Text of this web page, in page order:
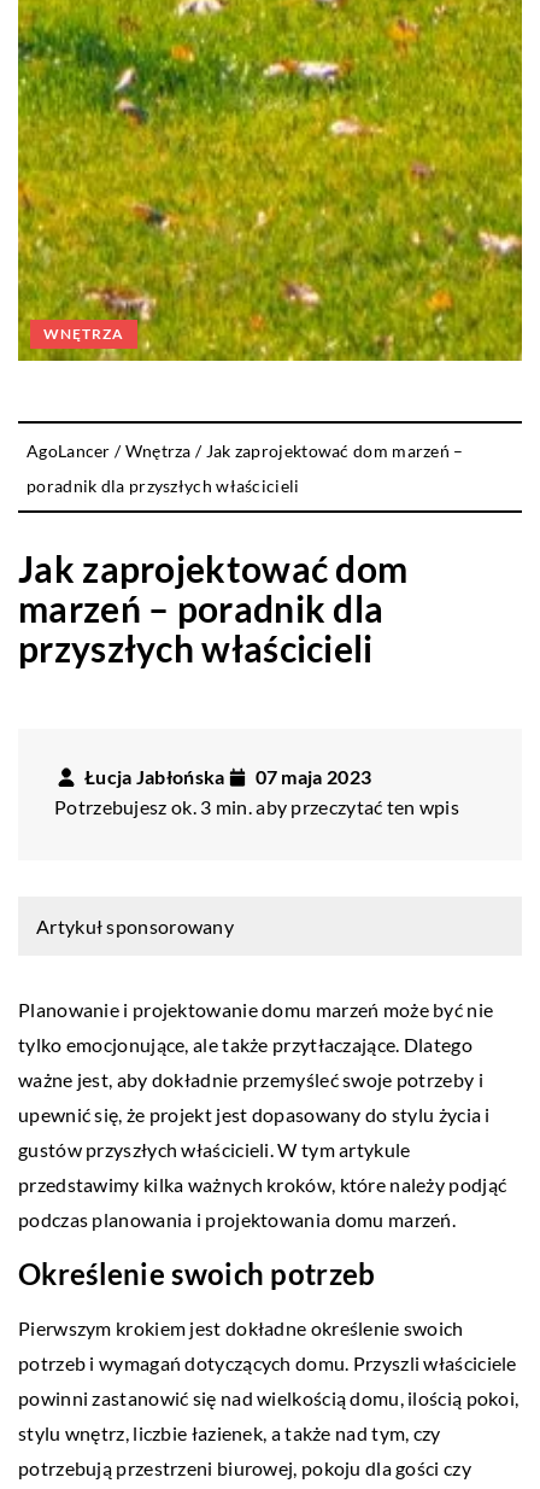
WNĘTRZA
AgoLancer /Wnętrza / Jak zaprojektować dom marzeń –
poradnik dla przyszłych właścicieli
Jak zaprojektować dom
marzeń – poradnik dla
przyszłych właścicieli
Łucja Jabłońska
07 maja 2023
Potrzebujesz ok. 3 min. aby przeczytać ten wpis
Artykuł sponsorowany
Planowanie i projektowanie domu marzeń może być nie
tylko emocjonujące, ale także przytłaczające. Dlatego
ważne jest, aby dokładnie przemyśleć swoje potrzeby i
upewnić się, że projekt jest dopasowany do stylu życia i
gustów przyszłych właścicieli. W tym artykule
przedstawimy kilka ważnych kroków, które należy podjąć
podczas planowania i projektowania domu marzeń.
Określenie swoich potrzeb
Pierwszym krokiem jest dokładne określenie swoich
potrzeb i wymagań dotyczących domu. Przyszli właściciele
powinni zastanowić się nad wielkością domu, ilością pokoi,
stylu wnętrz, liczbie łazienek, a także nad tym, czy
potrzebują przestrzeni biurowej, pokoju dla gości czy